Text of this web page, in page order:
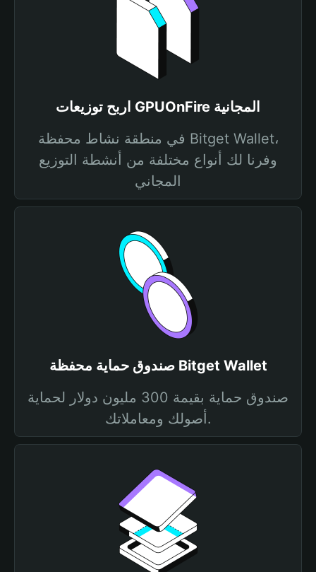
اربح توزيعات GPUOnFire المجانية
في منطقة نشاط محفظة Bitget Wallet،
وفرنا لك أنواع مختلفة من أنشطة التوزيع
المجاني
صندوق حماية محفظة Bitget Wallet
صندوق حماية بقيمة 300 مليون دولار لحماية
أصولك ومعاملاتك.